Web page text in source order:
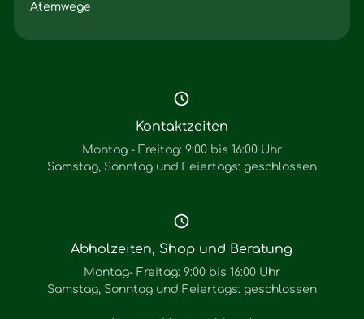
Atemwege
Kontaktzeiten
Montag - Freitag: 9:00 bis 16:00 Uhr
Samstag, Sonntag und Feiertags: geschlossen
Abholzeiten, Shop und Beratung
Montag- Freitag: 9:00 bis 16:00 Uhr
Samstag, Sonntag und Feiertags: geschlossen